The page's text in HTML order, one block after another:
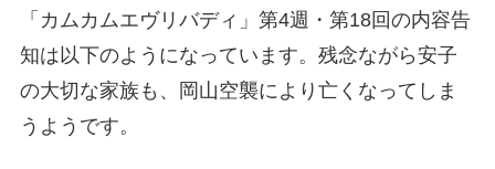
「カムカムエヴリバディ」第4週・第18回の内容告
知は以下のようになっています。残念ながら安子
の大切な家族も、岡山空襲により亡くなってしま
うようです。